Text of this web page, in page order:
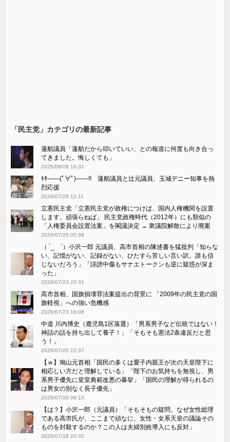
「民主党」カテゴリの最新記事
蓮舫議員「蓮舫だから叩いていい、との報道に何度も向き合っ
てきました。悔しくても」
2026/08/08 16:31
ｷﾀ――(ﾟ∀ﾟ)――!! 蓮舫議員と辻元議員、玉城デニー知事を熱
烈応援
2026/07/26 12:11
立憲民主党「立憲民主党が政権につけば、国内人権機関を設置
します。頑張らねば」 民主党政権時代（2012年）にも類似の
「人権委員会設置法案」を閣議決定 → 衆議院解散により廃案
2026/07/25 05:39
（ ´_ゝ`）小沢一郎 元議員、高市首相の陳述書を猛批判「知らな
い、記憶がない、記録がない、ひたすら苦しい言い訳。誰も信
じないだろう」「誹謗中傷もサナエトークンも逆に疑惑が深ま
った」
2026/07/23 20:31
高市首相、国旗損壊罪法案提出の背景に 「2009年の民主党の国
旗軽視」への強い危機感
2026/07/23 16:08
中道 川内博史（鹿児島1区落選）「男系男子など伝統ではない！
神話の話を持ち出して養子！」「そもそも憲法2条違反だと思
う！」
2026/07/20 22:37
【ｗ】鳩山元首相「国民の多くは愛子内親王が次の天皇陛下に
相応しい方だと理解している」「陛下のお気持ちを無視し、男
系男子優先に皇室典範改悪の暴挙」「国民の理解が得られるの
は男女の別なく長子優先」
2026/07/20 06:15
【は？】小沢一郎（元議員）「そもそもの疑問。なぜ女性総理
である高市氏が、ここまで頑なに、女性・女系天皇の議論その
ものを封殺するのか？この人は夫婦別姓導入にも反対」
2026/07/18 20:32